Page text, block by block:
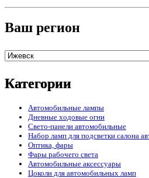
Ваш регион
Категории
Автомобильные лампы
Дневные ходовые огни
Свето-панели автомобильные
Набор ламп для подсветки салона
Оптика, фары
Фары рабочего света
Автомобильные аксессуары
Цоколи для автомобильных ламп